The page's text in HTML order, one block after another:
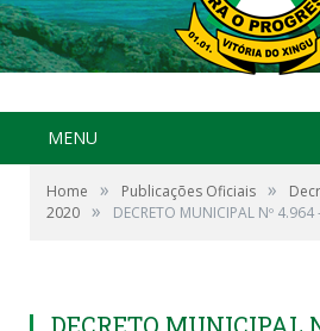
MENU
Home » Publicações Oficiais »
2020 » DECRETO MUNICIPAL Nº